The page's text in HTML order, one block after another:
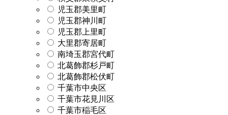
児玉郡美里町
児玉郡神川町
児玉郡上里町
大里郡寄居町
南埼玉郡宮代町
北葛飾郡杉戸町
北葛飾郡松伏町
千葉市中央区
千葉市花見川区
千葉市稲毛区